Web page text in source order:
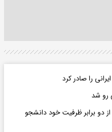
را صادر کرد
دو برابر ظرفیت خود دانشجو